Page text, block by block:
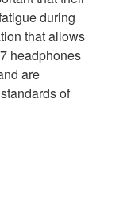
during
that allows
headphones
are
of